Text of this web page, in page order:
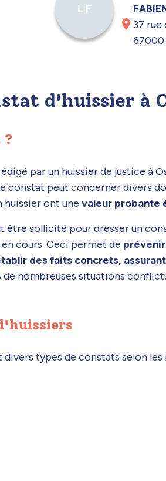
L F
37 rue
67000
d'huissier à
?
par un huissier de justice à
constat peut concerner divers
huissier ont une valeur probante
être sollicité pour dresser un
cours. Ceci permet de
des faits concrets,
nombreuses situations
divers types de constats selon